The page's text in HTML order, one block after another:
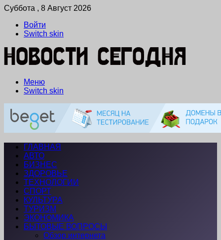
Суббота , 8 Август 2026
Войти
Switch skin
Меню
Switch skin
ГЛАВНАЯ
АВТО
БИЗНЕС
ЗДОРОВЬЕ
ТЕХНОЛОГИИ
СПОРТ
КУЛЬТУРА
ТУРИЗМ
ЭКОНОМИКА
БЫТОВЫЕ ВОПРОСЫ
Обзор интернета